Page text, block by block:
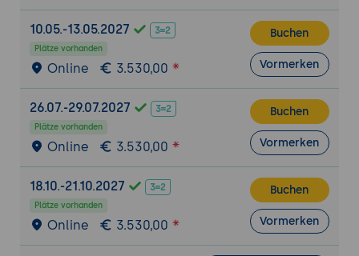
10.05.-13.05.2027
Plätze vorhanden
Online 3.530,00
Buchen
Vormerken
26.07.-29.07.2027
Plätze vorhanden
Online 3.530,00
Buchen
Vormerken
18.10.-21.10.2027
Plätze vorhanden
Online 3.530,00
Buchen
Vormerken